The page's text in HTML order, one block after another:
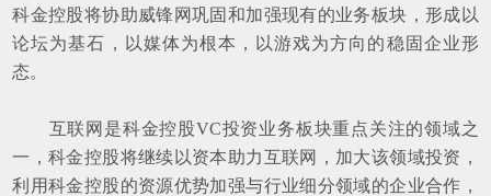
科金控股将协助威锋网巩固和加强现有的业务板块，形成以
论坛为基石，以媒体为根本，以游戏为方向的稳固企业形
态。
互联网是科金控股VC投资业务板块重点关注的领域之
一，科金控股将继续以资本助力互联网，加大该领域投资，
利用科金控股的资源优势加强与行业细分领域的企业合作，